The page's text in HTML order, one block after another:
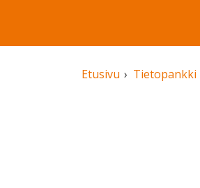
Etusivu Tietopankki